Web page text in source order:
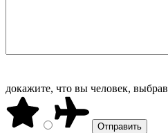
докажите, что вы человек, выбрав